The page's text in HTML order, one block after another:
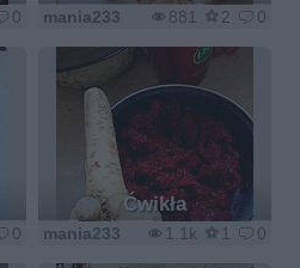
0 881 2 0
mania233
0
Ćwikła
1.1k 1 0
mania233